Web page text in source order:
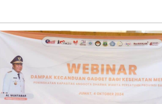
Kecanduan
Gadget
Internet